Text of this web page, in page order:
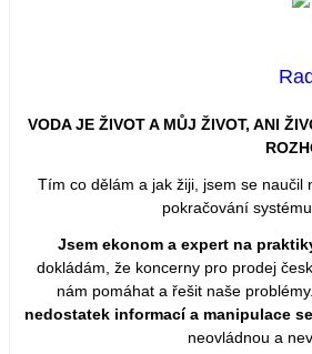
VODA JE ŽIVOT A MŮJ ŽIVOT, ANI
Tím co dělám a jak žiji, jsem se
pokračování
Jsem ekonom a expert na
dokládám, že koncerny pro prodej
nám pomáhat a řešit naše problémy.
nedostatek informací a manipulace
neovládnou a